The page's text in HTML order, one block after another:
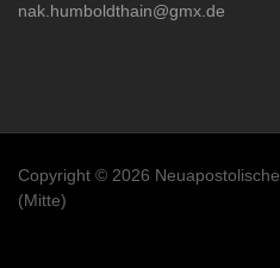
nak.humboldthain@gmx.de
Copyright © 2026
(Mitte)